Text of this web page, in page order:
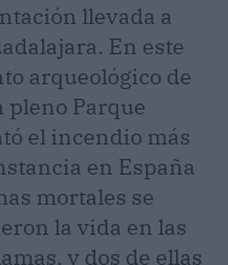
llevada a
En este
arqueológico de
pleno Parque
el incendio más
en España
mortales se
la vida en las
y dos de ellas